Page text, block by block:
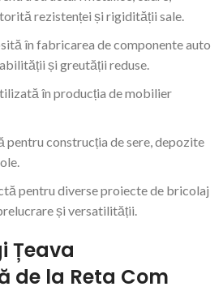
rezistenței și rigidității sale.
în fabricarea de componente auto
și greutății reduse.
în producția de mobilier
pentru construcția de sere, depozite
pentru diverse proiecte de bricolaj
și versatilității.
Țeava
de la Reta Com